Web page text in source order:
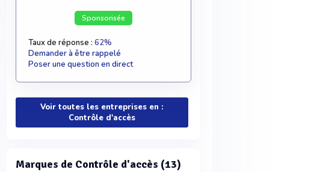
Sponsorisée
Taux de réponse : 62%
Demander à être rappelé
Poser une question en direct
Voir toutes les entreprises en :
Contrôle d'accès
Marques de Contrôle d'accès (13)